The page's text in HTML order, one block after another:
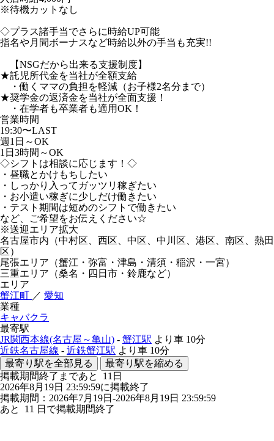
※待機カットなし
◇プラス諸手当でさらに時給UP可能
指名や月間ボーナスなど時給以外の手当も充実!!
【NSGだから出来る支援制度】
★託児所代金を当社が全額支給
・働くママの負担を軽減（お子様2名分まで）
★奨学金の返済金を当社が全面支援！
・在学者も卒業者も適用OK！
営業時間
19:30〜LAST
週1日～OK
1日3時間～OK
◇シフトは相談に応じます！◇
・昼職とかけもちしたい
・しっかり入ってガッツリ稼ぎたい
・お小遣い稼ぎに少しだけ働きたい
・テスト期間は短めのシフトで働きたい
など、ご希望をお伝えください☆
※送迎エリア拡大
名古屋市内（中村区、西区、中区、中川区、港区、南区、熱田
区）
尾張エリア（蟹江・弥富・津島・清須・稲沢・一宮）
三重エリア（桑名・四日市・鈴鹿など）
エリア
蟹江町 ／ 愛知
業種
キャバクラ
最寄駅
JR関西本線(名古屋～亀山) - 蟹江駅 より車 10分
近鉄名古屋線 - 近鉄蟹江駅 より車 10分
最寄り駅を全部見る
最寄り駅を縮める
掲載期間終了まであと 11 日
2026年8月19日 23:59:59に掲載終了
掲載期間：2026年7月19日-2026年8月19日 23:59:59
あと 11 日で掲載期間終了